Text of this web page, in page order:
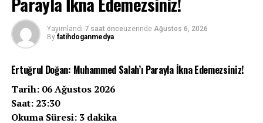
Yayımlandı 7 saat önceüzerinde Ağustos 6, 2026
By fatihdoganmedya
Ertuğrul Doğan: Muhammed Salah’ı Parayla İkna Edemezsiniz!
Tarih: 06 Ağustos 2026
Saat: 23:30
Okuma Süresi: 3 dakika